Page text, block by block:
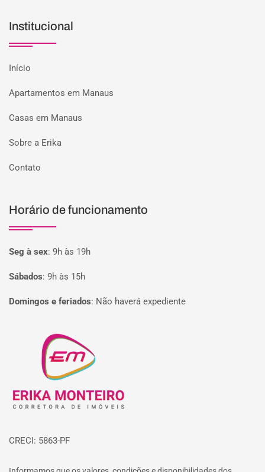
Institucional
Início
Apartamentos em Manaus
Casas em Manaus
Sobre a Erika
Contato
Horário de funcionamento
Seg à sex: 9h às 19h
Sábados: 9h às 15h
Domingos e feriados: Não haverá expediente
Página inicial
CRECI: 5863-PF